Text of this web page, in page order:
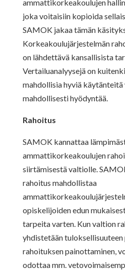
ammattikorkeakoulujen
joka voitaisiin kopioida
SAMOK jakaa tämän
Korkeakoulujärjestelmän
on lähdettävä kansallisista
Vertailuanalyysejä on
mahdollisia hyviä käytänteitä
mahdollisesti hyödyntää.
Rahoitus
SAMOK kannattaa
ammattikorkeakoulujen
siirtämisestä valtiolle.
rahoitus mahdollistaa
opiskelijoiden edun
tarpeita varten. Kun valtion
yhdistetään tuloksellisuuteen
rahoituksen painottaminen,
odottaa mm.